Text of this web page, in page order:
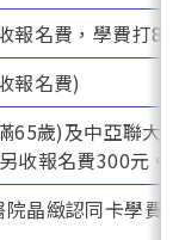
報名費，學費打8
報名費)
65歲)及中亞聯大
收報名費300元。
晶緻認同卡學費